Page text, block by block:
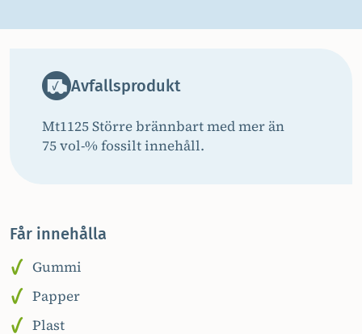
Avfallsprodukt
Mt1125 Större brännbart med mer än
75 vol-% fossilt innehåll.
Får innehålla
Gummi
Papper
Plast